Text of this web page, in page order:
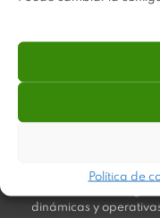
Política de
innovadores y de
dinámicas y